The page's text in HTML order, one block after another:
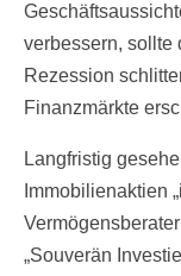
verbessern, sollte
Rezession
Finanzmärkte
Langfristig
Immobilienaktien
„Souverän